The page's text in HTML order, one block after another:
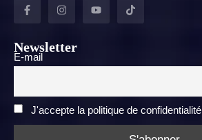
Newsletter
E-mail
J'accepte la politique de confidentialité